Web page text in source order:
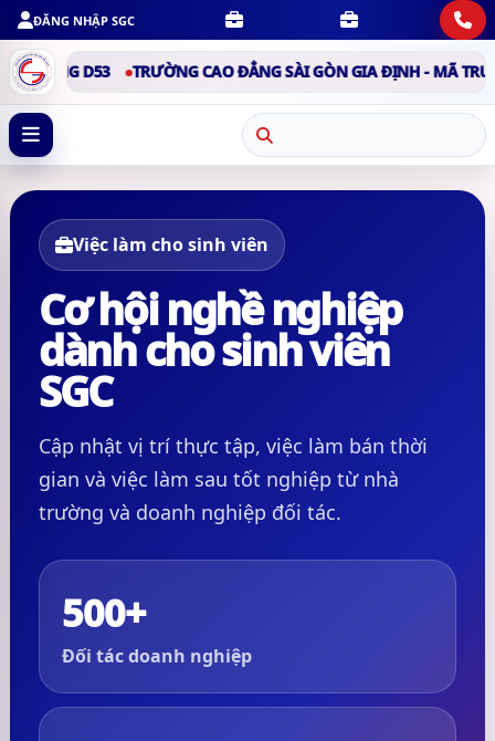
ĐĂNG NHẬP SGC
D53 TRƯỜNG CAO ĐẲNG SÀI GÒN GIA ĐỊNH - MÃ TRƯỜNG
Việc làm cho sinh viên
Cơ hội nghề nghiệp
dành cho sinh viên
SGC
Cập nhật vị trí thực tập, việc làm bán thời
gian và việc làm sau tốt nghiệp từ nhà
trường và doanh nghiệp đối tác.
500+
Đối tác doanh nghiệp